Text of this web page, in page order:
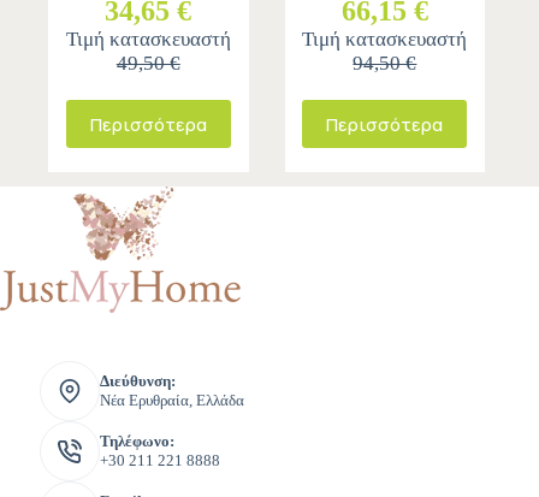
34,65 €
Τιμή κατασκευαστή
49,50 €
Περισσότερα
66,15 €
Τιμή κατασκευαστή
94,50 €
Περισσότερα
Διεύθυνση:
Νέα Ερυθραία, Ελλάδα
Τηλέφωνο:
+30 211 221 8888